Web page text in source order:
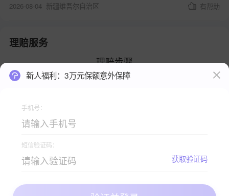
2026-08-04 新疆维吾尔自治区 有帮助
理赔服务
理赔步骤
新人福利：3万元保额意外保障
手机号：
短信验证码：
获取验证码